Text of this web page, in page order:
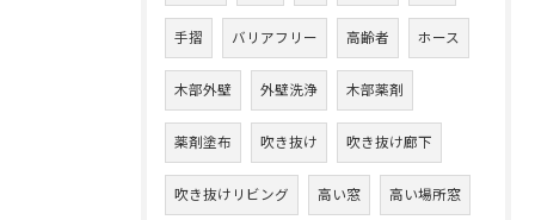
手摺 バリアフリー 高齢者 ホース
木部外壁 外壁洗浄 木部薬剤
薬剤塗布 吹き抜け 吹き抜け廊下
吹き抜けリビング 高い窓 高い場所窓